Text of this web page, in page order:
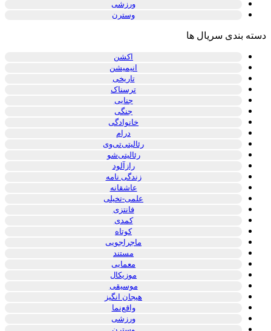
ورزشی
وسترن
بندی سریال ها
اکشن
انیمیشن
تاریخی
ترسناک
جنایی
جنگی
خانوادگی
درام
رئالیتی‌تی‌وی
رئالیتی‌شو
رازآلود
زندگی نامه
عاشقانه
علمی-تخیلی
فانتزی
کمدی
کوتاه
ماجراجویی
مستند
معمایی
موزیکال
موسیقی
هیجان انگیز
واقع‌نما
ورزشی